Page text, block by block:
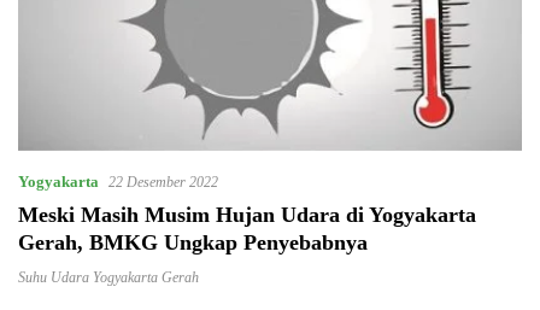
Yogyakarta 22 Desember 2022
Meski Masih Musim Hujan Udara di Yogyakarta
Gerah, BMKG Ungkap Penyebabnya
Suhu Udara Yogyakarta Gerah